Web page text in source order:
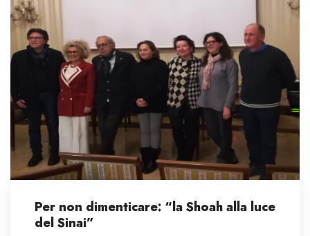
Per non dimenticare: “la Shoah alla luce
del Sinai”